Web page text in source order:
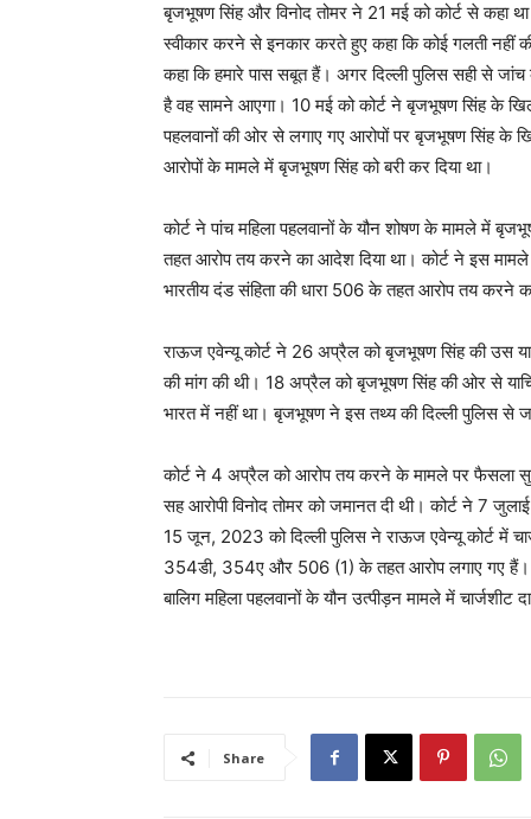
बृजभूषण सिंह और विनोद तोमर ने 21 मई को कोर्ट से कहा
स्वीकार करने से इनकार करते हुए कहा कि कोई गलती नहीं
कहा कि हमारे पास सबूत हैं। अगर दिल्ली पुलिस सही से
है वह सामने आएगा। 10 मई को कोर्ट ने बृजभूषण सिंह के
पहलवानों की ओर से लगाए गए आरोपों पर बृजभूषण सिंह के
आरोपों के मामले में बृजभूषण सिंह को बरी कर दिया था।
कोर्ट ने पांच महिला पहलवानों के यौन शोषण के मामले में
तहत आरोप तय करने का आदेश दिया था। कोर्ट ने इस
भारतीय दंड संहिता की धारा 506 के तहत आरोप तय करने
राऊज एवेन्यू कोर्ट ने 26 अप्रैल को बृजभूषण सिंह की उस
की मांग की थी। 18 अप्रैल को बृजभूषण सिंह की ओर से
भारत में नहीं था। बृजभूषण ने इस तथ्य की दिल्ली पुलिस से
कोर्ट ने 4 अप्रैल को आरोप तय करने के मामले पर फैसला
सह आरोपी विनोद तोमर को जमानत दी थी। कोर्ट ने 7
15 जून, 2023 को दिल्ली पुलिस ने राऊज एवेन्यू कोर्ट में
354डी, 354ए और 506 (1) के तहत आरोप लगाए गए हैं।
बालिग महिला पहलवानों के यौन उत्पीड़न मामले में चार्जशीट
Share